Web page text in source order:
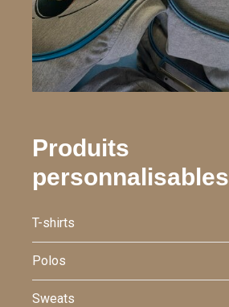
Produits
personnalisables
T-shirts
Polos
Sweats